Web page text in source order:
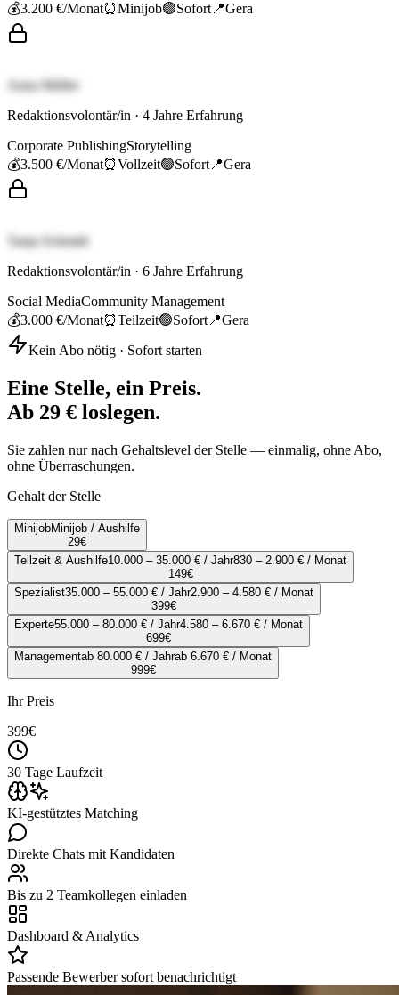
💰3.200 €/Monat⏰Minijob🟢Sofort 📍Gera
Anna Müller
Redaktionsvolontär/in · 4 Jahre Erfahrung
Corporate PublishingStorytelling
💰3.500 €/Monat⏰Vollzeit🟢Sofort 📍Gera
Tanja Schmidt
Redaktionsvolontär/in · 6 Jahre Erfahrung
Social MediaCommunity Management
💰3.000 €/Monat⏰Teilzeit🟢Sofort 📍Gera
Kein Abo nötig · Sofort starten
Eine Stelle, ein Preis.
Ab 29 € loslegen.
Sie zahlen nur nach Gehaltslevel der Stelle — einmalig, ohne Abo,
ohne Überraschungen.
Gehalt der Stelle
MinijobMinijob / Aushilfe
29€
Teilzeit & Aushilfe10.000 – 35.000 € / Jahr830 – 2.900 € / Monat
149€
Spezialist35.000 – 55.000 € / Jahr2.900 – 4.580 € / Monat
399€
Experte55.000 – 80.000 € / Jahr4.580 – 6.670 € / Monat
699€
Managementab 80.000 € / Jahrab 6.670 € / Monat
999€
Ihr Preis
399€
30 Tage Laufzeit
KI-gestütztes Matching
Direkte Chats mit Kandidaten
Bis zu 2 Teamkollegen einladen
Dashboard & Analytics
Passende Bewerber sofort benachrichtigt